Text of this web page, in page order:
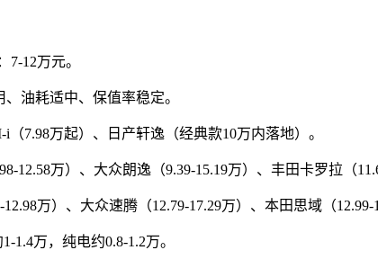
12万元。
油耗适中、保值率稳定。
7.98万起）、日产轩逸（经典款10万内落地）。
12.58万）、大众朗逸（9.39-15.19万）、丰田卡罗拉（
万）、大众速腾（12.79-17.29万）、本田思域（12.99-
1.4万，纯电约0.8-1.2万。